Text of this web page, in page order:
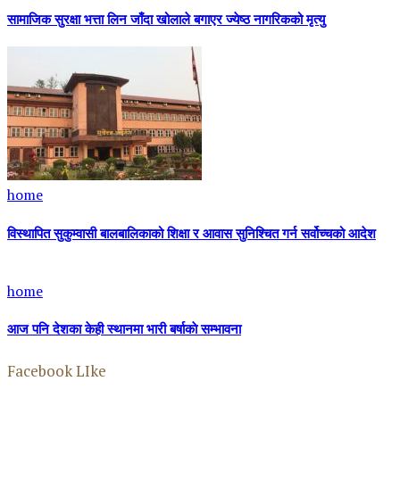
सामाजिक सुरक्षा भत्ता लिन जाँदा खोलाले बगाएर ज्येष्ठ नागरिकको मृत्यु
home
विस्थापित सुकुम्वासी बालबालिकाको शिक्षा र आवास सुनिश्चित गर्न सर्वोच्चको आदेश
home
आज पनि देशका केही स्थानमा भारी बर्षाकाे सम्भावना
Facebook LIke